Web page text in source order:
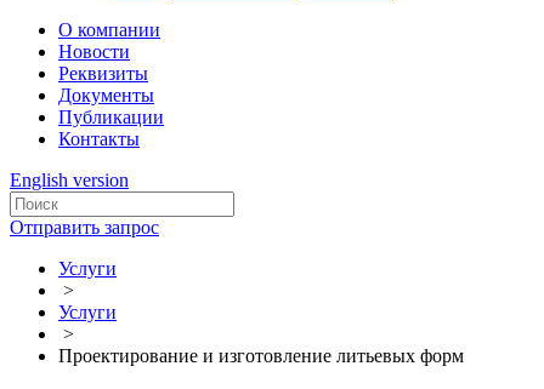
О компании
Новости
Реквизиты
Документы
Публикации
Контакты
English version
Отправить запрос
Услуги
>
Услуги
>
Проектирование и изготовление литьевых форм